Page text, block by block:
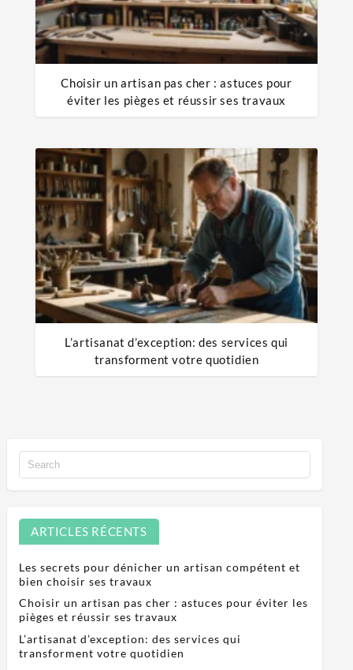
Choisir un artisan pas cher : astuces pour
éviter les pièges et réussir ses travaux
L’artisanat d’exception: des services qui
transforment votre quotidien
ARTICLES RÉCENTS
Les secrets pour dénicher un artisan compétent et
bien choisir ses travaux
Choisir un artisan pas cher : astuces pour éviter les
pièges et réussir ses travaux
L’artisanat d’exception: des services qui
transforment votre quotidien